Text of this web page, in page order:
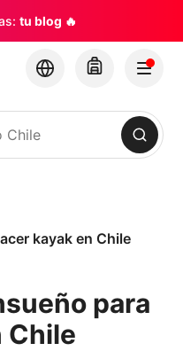
tu blog 🔥
kayak en Chile
para
Chile
×
con
Index